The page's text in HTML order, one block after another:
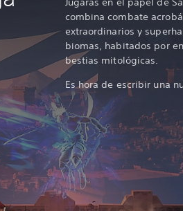
combina combate
extraordinarios y
biomas, habitados por
bestias mitológicas.
Es hora de escribir una